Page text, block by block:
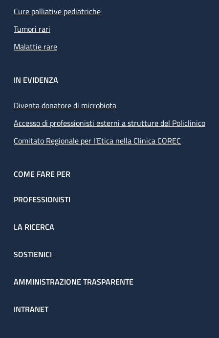
Cure palliative pediatriche
Tumori rari
Malattie rare
IN EVIDENZA
Diventa donatore di microbiota
Accesso di professionisti esterni a strutture del Policlinico
Comitato Regionale per l’Etica nella Clinica COREC
COME FARE PER
PROFESSIONISTI
LA RICERCA
SOSTIENICI
AMMINISTRAZIONE TRASPARENTE
INTRANET